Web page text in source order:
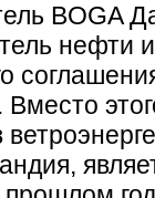
BOGA
нефти
Вместо